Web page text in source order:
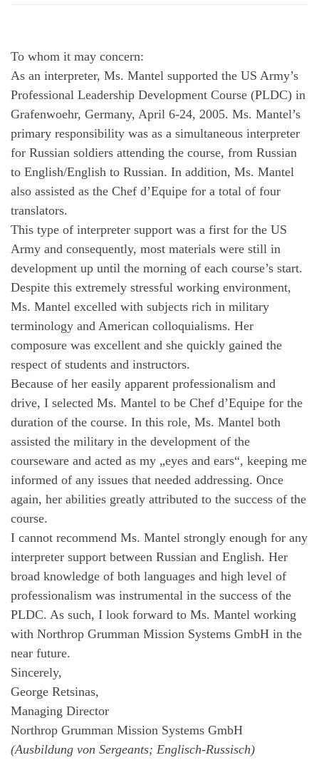
To whom it may concern:
As an interpreter, Ms. Mantel supported the US Army’s
Professional Leadership Development Course (PLDC) in
Grafenwoehr, Germany, April 6-24, 2005. Ms. Mantel’s
primary responsibility was as a simultaneous interpreter
for Russian soldiers attending the course, from Russian
to English/English to Russian. In addition, Ms. Mantel
also assisted as the Chef d’Equipe for a total of four
translators.
This type of interpreter support was a first for the US
Army and consequently, most materials were still in
development up until the morning of each course’s start.
Despite this extremely stressful working environment,
Ms. Mantel excelled with subjects rich in military
terminology and American colloquialisms. Her
composure was excellent and she quickly gained the
respect of students and instructors.
Because of her easily apparent professionalism and
drive, I selected Ms. Mantel to be Chef d’Equipe for the
duration of the course. In this role, Ms. Mantel both
assisted the military in the development of the
courseware and acted as my „eyes and ears“, keeping me
informed of any issues that needed addressing. Once
again, her abilities greatly attributed to the success of the
course.
I cannot recommend Ms. Mantel strongly enough for any
interpreter support between Russian and English. Her
broad knowledge of both languages and high level of
professionalism was instrumental in the success of the
PLDC. As such, I look forward to Ms. Mantel working
with Northrop Grumman Mission Systems GmbH in the
near future.
Sincerely,
George Retsinas,
Managing Director
Northrop Grumman Mission Systems GmbH
(Ausbildung von Sergeants; Englisch-Russisch)